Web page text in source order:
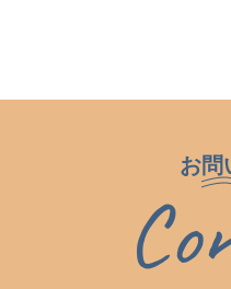
お問